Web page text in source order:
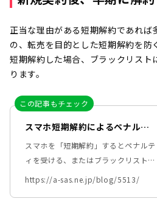
正当な理由がある短期解約であれば
の、転売を目的とした短期解約を防
短期解約した場合、ブラックリスト
ります。
この記事もチェック
スマホ短期解約によるペナルテ
リスクと対策
スマホを「短期解約」するとペナルテ
ィを受ける、またはブラックリスト入
りする、などの情報を耳にすることが
https://a-sas.ne.jp/blog/5513/